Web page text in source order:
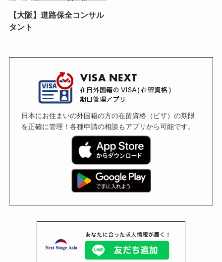
【大阪】道路保全コンサル
タント
日本にお住まいの外国籍の方の在留資格（ビザ）の期限
を正確に管理！各種申請の相談もアプリから可能です。